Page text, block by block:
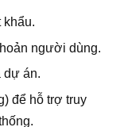
khẩu.
người dùng.
dự án.
để hỗ trợ truy